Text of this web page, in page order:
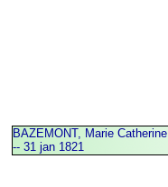
BAZEMONT, Marie Catherine
-- 31 jan 1821